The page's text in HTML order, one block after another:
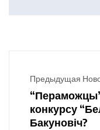
Предыдущая
конкурсу
Бакуновіч?